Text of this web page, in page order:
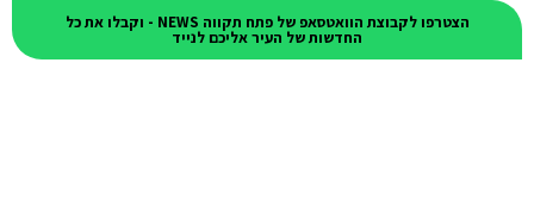
הצטרפו לקבוצת הוואטסאפ של פתח תקווה NEWS - וקבלו את כל
החדשות של העיר אליכם לנייד